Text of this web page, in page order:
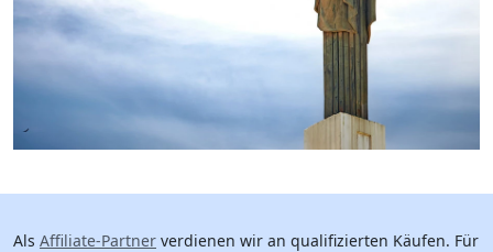
Als Affiliate-Partner verdienen wir an qualifizierten Käufen. Für